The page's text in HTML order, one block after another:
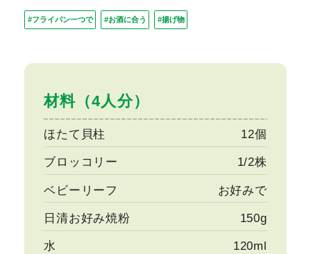
材料（4人分）
ほたて貝柱 12個
ブロッコリー 1/2株
ベビーリーフ お好みで
日清お好み焼粉 150g
水 120ml
#フライパン一つで #お酒に合う #揚げ物